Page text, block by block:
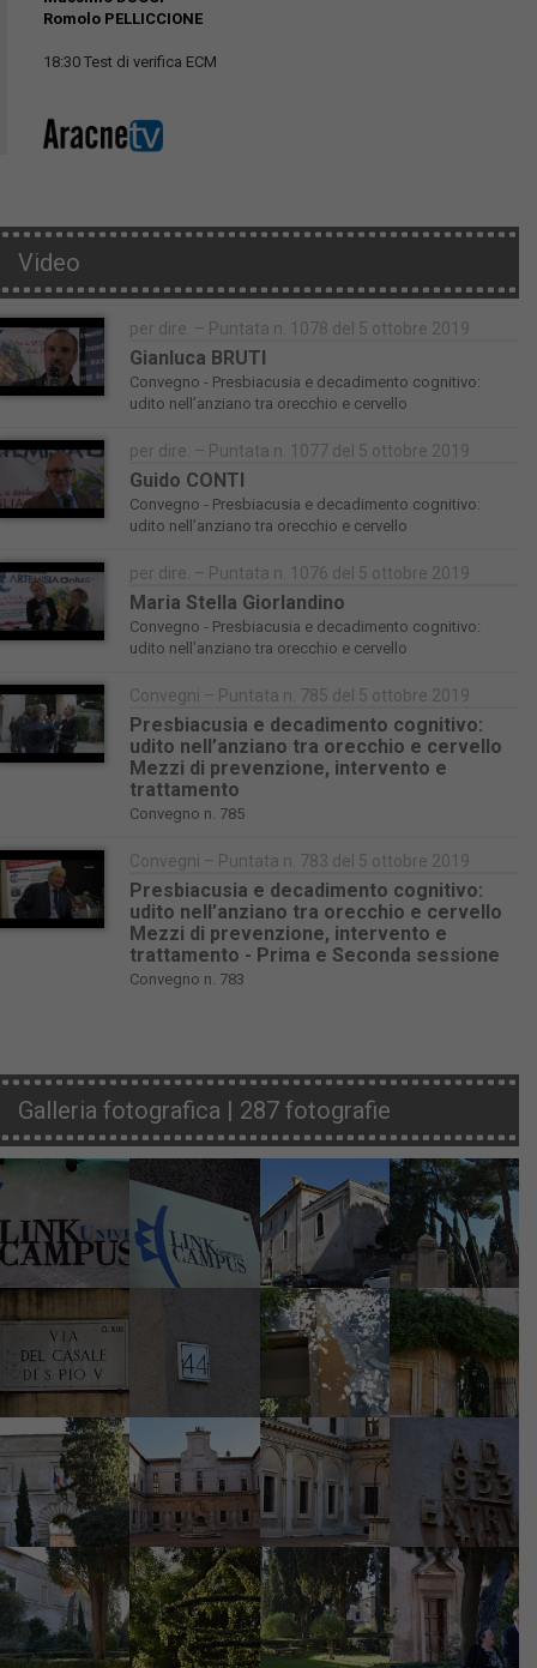
Romolo PELLICCIONE
18:30 Test di verifica ECM
Video
per dire. – Puntata n. 1078 del 5 ottobre 2019
Gianluca BRUTI
Convegno - Presbiacusia e decadimento cognitivo:
udito nell’anziano tra orecchio e cervello
per dire. – Puntata n. 1077 del 5 ottobre 2019
Guido CONTI
Convegno - Presbiacusia e decadimento cognitivo:
udito nell’anziano tra orecchio e cervello
per dire. – Puntata n. 1076 del 5 ottobre 2019
Maria Stella Giorlandino
Convegno - Presbiacusia e decadimento cognitivo:
udito nell’anziano tra orecchio e cervello
Convegni – Puntata n. 785 del 5 ottobre 2019
Presbiacusia e decadimento cognitivo:
udito nell’anziano tra orecchio e cervello
Mezzi di prevenzione, intervento e
trattamento
Convegno n. 785
Convegni – Puntata n. 783 del 5 ottobre 2019
Presbiacusia e decadimento cognitivo:
udito nell’anziano tra orecchio e cervello
Mezzi di prevenzione, intervento e
trattamento - Prima e Seconda sessione
Convegno n. 783
Galleria fotografica | 287 fotografie